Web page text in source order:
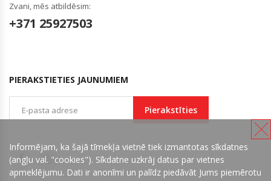
Zvani, mēs atbildēsim:
+371 25927503
PIERAKSTIETIES JAUNUMIEM
Pierakstīties
Informējam, ka šajā tīmekļa vietnē tiek izmantotas sīkdatnes
(angļu val. "cookies"). Sīkdatne uzkrāj datus par vietnes
apmeklējumu. Dati ir anonīmi un palīdz piedāvāt Jums piemērotu